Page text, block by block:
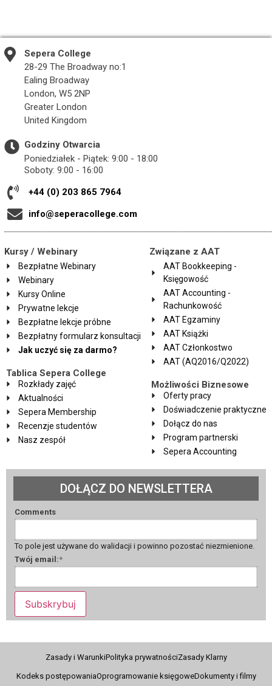
Sepera College
28-29 The Broadway no:1
Ealing Broadway
London, W5 2NP
Greater London
United Kingdom
Godziny Otwarcia
Poniedziałek - Piątek: 9:00 - 18:00
Soboty: 9:00 - 16:00
+44 (0) 203 865 7964
info@seperacollege.com
Kursy / Webinary
Bezpłatne Webinary
Webinary
Kursy Online
Prywatne lekcje
Bezpłatne lekcje próbne
Bezpłatny formularz konsultacji
Jak uczyć się za darmo?
Tablica Sepera College
Rozkłady zajęć
Aktualności
Sepera Membership
Recenzje studentów
Nasz zespół
Związane z AAT
AAT Bookkeeping -
Księgowość
AAT Accounting -
Rachunkowość
AAT Egzaminy
AAT Książki
AAT Członkostwo
AAT (AQ2016/Q2022)
Możliwości Biznesowe
Oferty pracy
Doświadczenie praktyczne
Dołącz do nas
Program partnerski
Sepera Accounting
DOŁĄCZ DO NEWSLETTERA
Comments
To pole jest używane do walidacji i powinno pozostać niezmienione.
Twój email:*
Subskrybuj
Zasady i WarunkiPolityka prywatnościZasady Klarny
Kodeks postępowaniaOprogramowanie księgoweDokumenty i filmy